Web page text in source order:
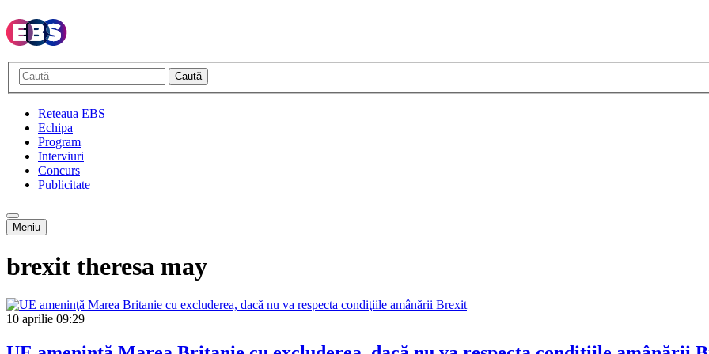
Caută
Reteaua EBS
Echipa
Program
Interviuri
Concurs
Publicitate
Meniu
brexit theresa may
10 aprilie 09:29